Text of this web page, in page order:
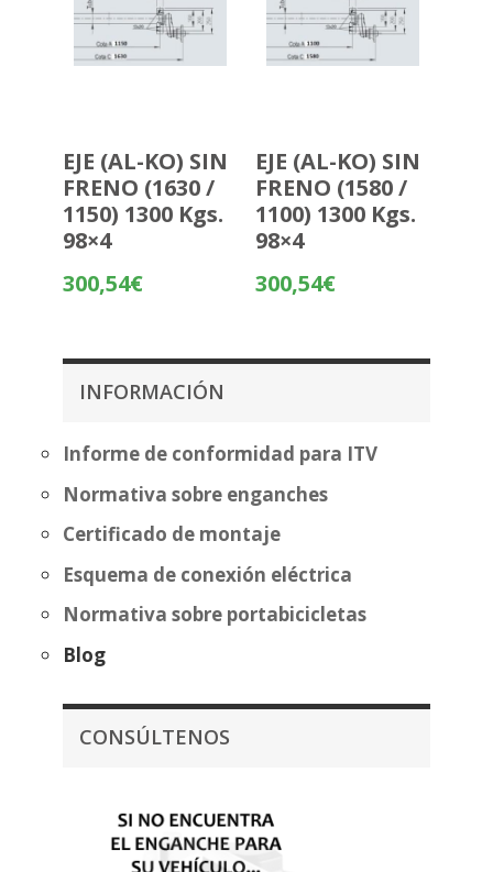
EJE (AL-KO) SIN
FRENO (1630 /
1150) 1300 Kgs.
98×4
300,54€
EJE (AL-KO) SIN
FRENO (1580 /
1100) 1300 Kgs.
98×4
300,54€
INFORMACIÓN
Informe de conformidad para ITV
Normativa sobre enganches
Certificado de montaje
Esquema de conexión eléctrica
Normativa sobre portabicicletas
Blog
CONSÚLTENOS